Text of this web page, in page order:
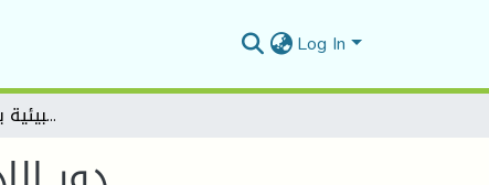
Log In
دور الإدارة المحلية في التنمية البيئية بلدية المسيلة انموذجا